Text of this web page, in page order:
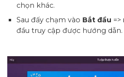
chọn khác.
Sau đấy chạm vào Bắt đầu =>
đầu truy cập được hướng dẫn.